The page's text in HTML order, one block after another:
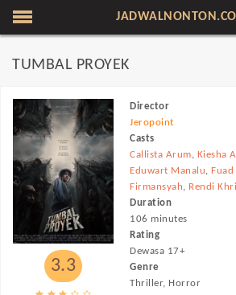
TUMBAL PROYEK
3.3
Director
Jeropoint
Casts
Callista Arum, Kiesha
Eduwart Manalu,
Firmansyah, Rendi
Duration
106 minutes
Rating
Dewasa 17+
Genre
Thriller, Horror